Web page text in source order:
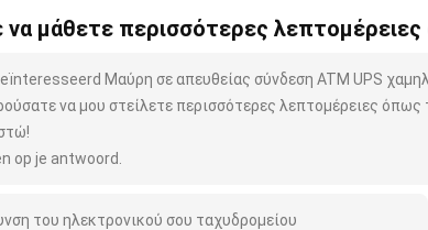
να μάθετε περισσότερες
Μαύρη σε απευθείας σύνδεση ATM UPS
να μου στείλετε περισσότερες λεπτομέρειες όπως
op je antwoord.